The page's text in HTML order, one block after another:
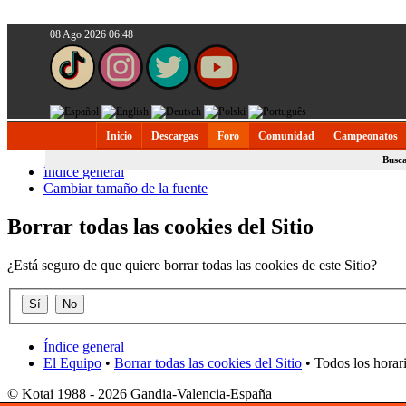
08 Ago 2026 06:48
Inicio Descargas Foro Comunidad Campeonatos
Índice general
Cambiar tamaño de la fuente
Borrar todas las cookies del Sitio
¿Está seguro de que quiere borrar todas las cookies de este Sitio?
Índice general
El Equipo • Borrar todas las cookies del Sitio • Todos los
© Kotai 1988 - 2026 Gandia-Valencia-España